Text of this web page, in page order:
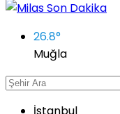
26.8°
Muğla